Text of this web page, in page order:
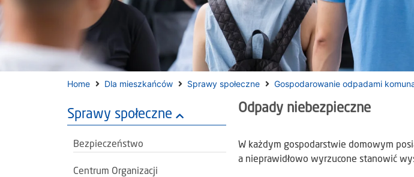
Home Dla mieszkańców Sprawy społeczne Gospodarowanie odpadami
Sprawy społeczne
Bezpieczeństwo
Centrum Organizacji
Odpady niebezpieczne
W każdym gospodarstwie domowym
a nieprawidłowo wyrzucone stanowić